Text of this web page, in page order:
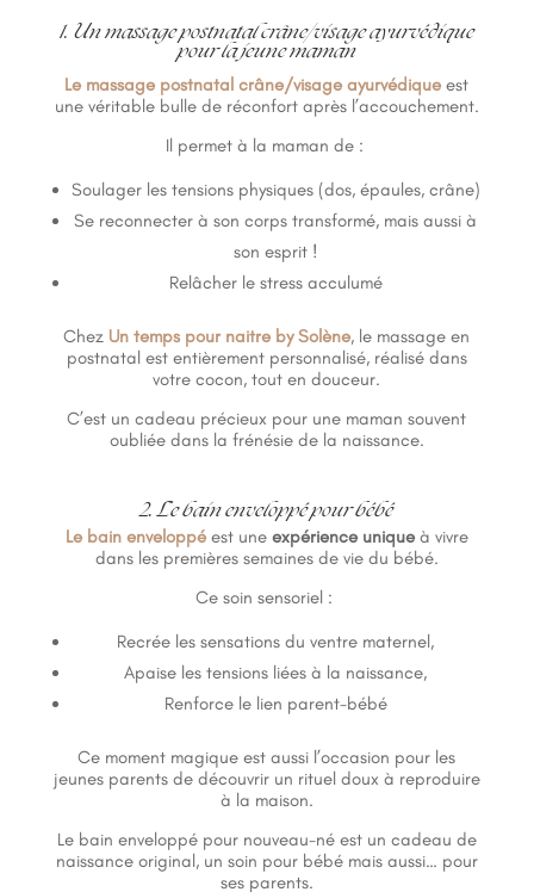
1. Un massage postnatal crâne/visage ayurvédique
pour la jeune maman
Le massage postnatal crâne/visage ayurvédiqueest
une véritable bulle de réconfort après l’accouchement.
Il permet à la maman de :
Soulager les tensions physiques (dos, épaules, crâne)
Se reconnecter à son corps transformé, mais aussi à
son esprit !
Relâcher le stress acculumé
Chez Un temps pour naitre by Solène, le massage en
postnatal est entièrement personnalisé, réalisé dans
votre cocon, tout en douceur.
C’est un cadeau précieux pour une maman souvent
oubliée dans la frénésie de la naissance.
2. Le bain enveloppé pour bébé
Le bain enveloppéest uneexpérience uniqueà vivre
dans les premières semaines de vie du bébé.
Ce soin sensoriel :
Recrée les sensations du ventre maternel,
Apaise les tensions liées à la naissance,
Renforce le lien parent-bébé
Ce moment magique est aussi l’occasion pour les
jeunes parents de découvrir un rituel doux à reproduire
à la maison.
Le bain enveloppé pour nouveau-né est un cadeau de
naissance original, un soin pour bébé mais aussi… pour
ses parents.